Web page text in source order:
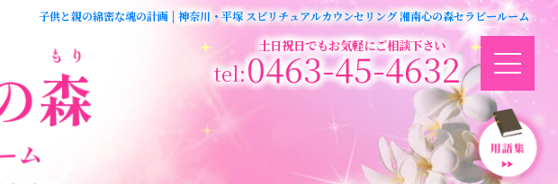
土日祝日でもお気軽にご相談下さい
0463-45-4632
子供と親の綿密な魂の計画 | 神奈川・平塚 スピリチュアルカウンセリング 湘南心の森セラピールーム